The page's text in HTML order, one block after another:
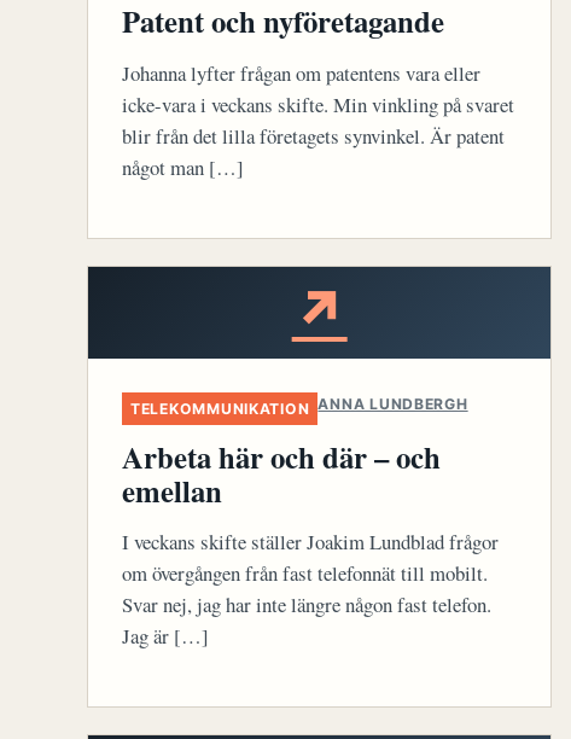
Patent och nyföretagande
Johanna lyfter frågan om patentens vara eller
icke-vara i veckans skifte. Min vinkling på svaret
blir från det lilla företagets synvinkel. Är patent
något man […]
↗
TELEKOMMUNIKATION ANNA LUNDBERGH
Arbeta här och där – och
emellan
I veckans skifte ställer Joakim Lundblad frågor
om övergången från fast telefonnät till mobilt.
Svar nej, jag har inte längre någon fast telefon.
Jag är […]